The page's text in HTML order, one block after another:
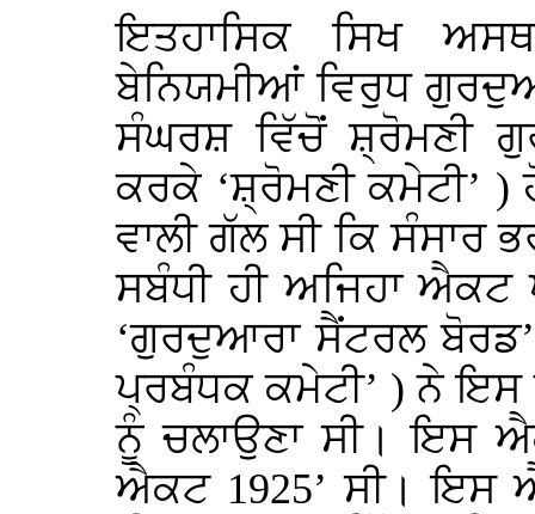
ਇਤਹਾਸਿਕ ਸਿਖ
ਬੇਨਿਯਮੀਆਂ ਵਿਰੁਧ
ਸੰਘਰਸ਼ ਵਿੱਚੋਂ ਸ਼੍ਰੋਮਣੀ
ਕਰਕੇ ‘ਸ਼੍ਰੋਮਣੀ
ਵਾਲੀ ਗੱਲ ਸੀ ਕਿ ਸੰਸਾਰ
ਸਬੰਧੀ ਹੀ ਅਜਿਹਾ ਐਕਟ
‘ਗੁਰਦੁਆਰਾ ਸੈਂਟਰਲ
ਪ੍ਰਬੰਧਕ ਕਮੇਟੀ’ ) ਨੇ ਇਸ
ਨੂੰ ਚਲਾਉਣਾ ਸੀ। ਇਸ
ਐਕਟ 1925’ ਸੀ। ਇਸ